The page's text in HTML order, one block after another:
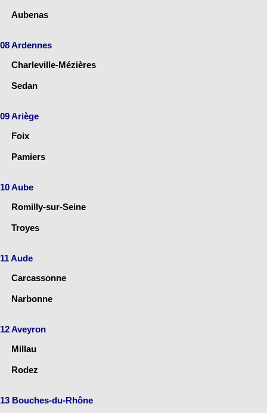
Aubenas
08 Ardennes
Charleville-Mézières
Sedan
09 Ariège
Foix
Pamiers
10 Aube
Romilly-sur-Seine
Troyes
11 Aude
Carcassonne
Narbonne
12 Aveyron
Millau
Rodez
13 Bouches-du-Rhône